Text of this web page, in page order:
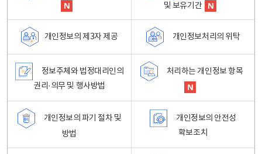
및 보유기간
개인정보의 제3자 제공 개인정보처리의 위탁
정보주체와 법정대리인의
권리·의무 및 행사방법
처리하는 개인정보 항목
개인정보의 파기 절차 및
방법
개인정보의 안전성
확보조치